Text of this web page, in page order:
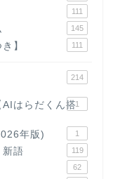
111
145
】 111
214
はらだくん搭1
年版) 1
新語 119
62